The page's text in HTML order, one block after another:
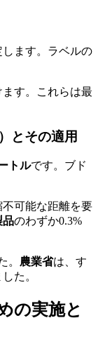
します。ラベルの
す。これらは最
とその適用
トルです。ブド
不可能な距離を要
品のわずか0.3%
。 農業省は、す
た。
の実施と